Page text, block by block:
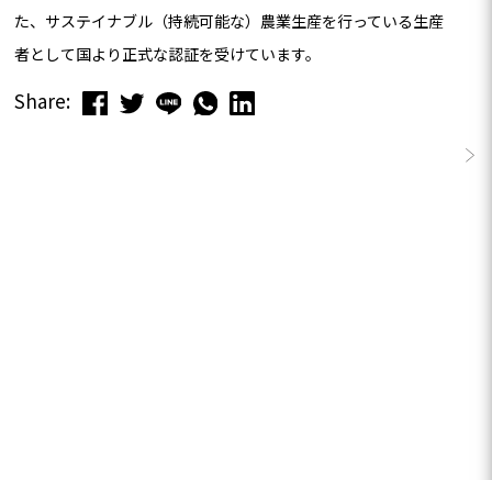
た、サステイナブル（持続可能な）農業生産を行っている生産
者として国より正式な認証を受けています。
Share: